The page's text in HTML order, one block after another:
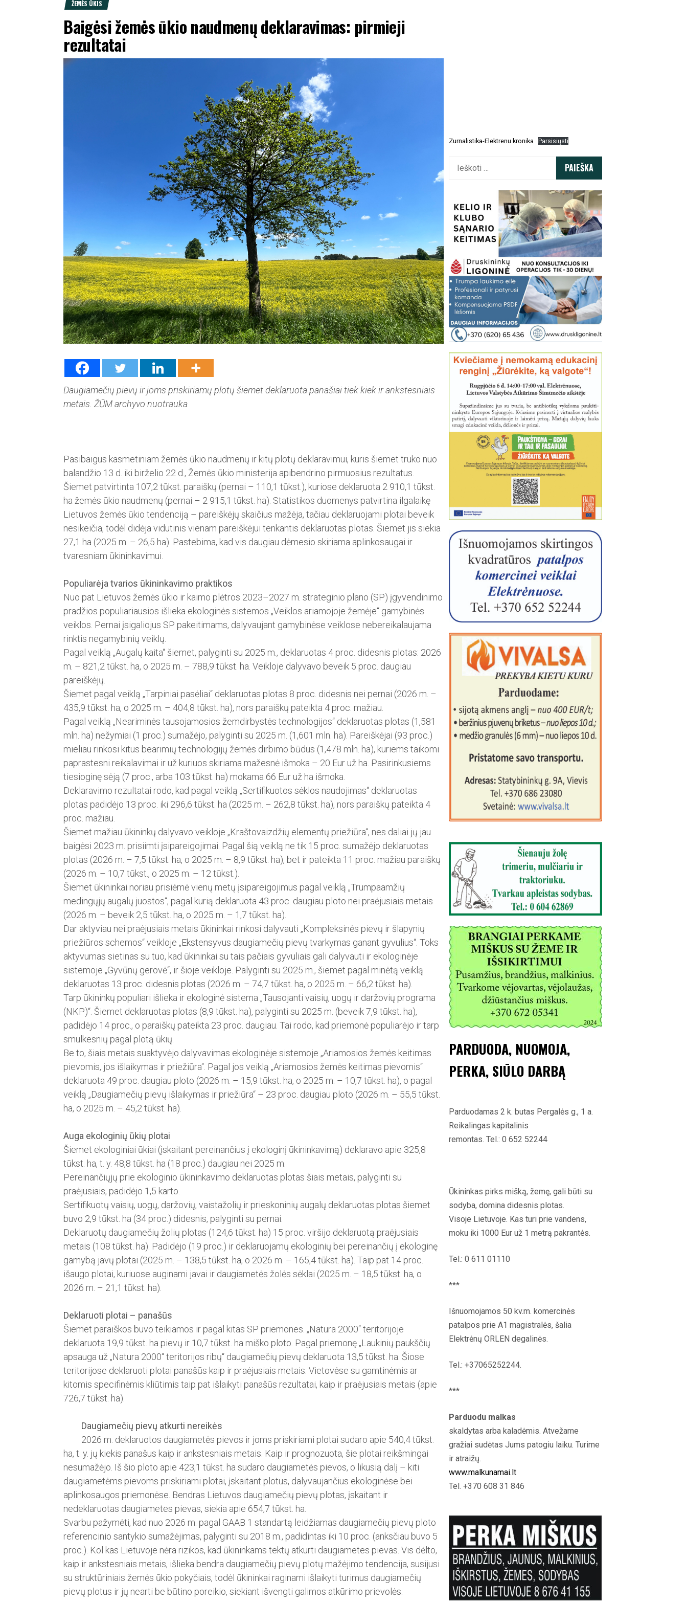
ŽEMĖS ŪKIS
Baigėsi žemės ūkio naudmenų deklaravimas: pirmieji
rezultatai
Daugiamečių pievų ir joms priskiriamų plotų šiemet deklaruota panašiai tiek kiek ir ankstesniais
metais. ŽŪM archyvo nuotrauka
Pasibaigus kasmetiniam že­mės ūkio naudmenų ir kitų plotų deklaravimui, kuris šiemet truko nuo
balandžio 13 d. iki birželio 22 d., Žemės ūkio ministerija apibendrino pirmuosius rezultatus.
Šiemet patvirtinta 107,2 tūkst. paraiškų (pernai – 110,1 tūkst.), kuriose deklaruota 2 910,1 tūkst.
ha žemės ūkio naudmenų (pernai – 2 915,1 tūkst. ha). Statistikos duomenys patvirtina ilgalaikę
Lietu­vos žemės ūkio tendenciją – pa­reiškėjų skaičius mažėja, tačiau deklaruojami plotai beveik
nesikeičia, todėl didėja vidutinis­ vienam pareiškėjui tenkantis deklaruotas plotas. Šiemet jis siekia
27,1 ha (2025 m. – 26,5 ha). Pastebima, kad vis daugiau dėmesio skiriama aplinkosaugai ir
tvaresniam ūkininkavimui.
Populiarėja tvarios ūkininkavimo praktikos
Nuo pat Lietuvos žemės ūkio ir kaimo plėtros 2023–2027 m. strateginio plano (SP) įgyvendinimo
pradžios populiariausios išlieka ekologinės sistemos „Veiklos ariamojoje­ že­mėje“ gamybinės
veiklos. Pernai įsigaliojus SP pakeitimams, dalyvaujant gamybinėse veiklose nebereikalaujama
rinktis ne­gamybinių veiklų.
Pagal veiklą „Augalų kaita“ šiemet, palyginti su 2025 m., deklaruotas 4 proc. didesnis plotas: 2026
m. – 821,2 tūkst. ha, o 2025 m. – 788,9 tūkst. ha. Veikloje dalyvavo beveik 5 proc. daugiau
pareiškėjų.
Šiemet pagal veiklą „Tar­piniai pasėliai“ deklaruotas plotas 8 proc. didesnis nei pernai (2026 m. –
435,9 tūkst. ha, o 2025 m. – 404,8 tūkst. ha), nors paraiškų pateikta 4 proc. mažiau.
Pagal veiklą „Neariminės tausojamosios žemdirbystės technologijos“ deklaruotas plotas (1,581
mln. ha) nežymiai (1 proc.) sumažėjo, palyginti su 2025 m. (1,601 mln. ha). Pa­reiškėjai (93 proc.)
mieliau rinkosi kitus bearimių technologijų žemės dirbimo būdus (1,478 mln. ha), kuriems taikomi
paprastesni reikalavimai ir už kuriuos skiriama mažesnė išmoka – 20 Eur už ha. Pasirinkusiems
tiesioginę sėją (7 proc., arba 103 tūkst. ha) mokama 66 Eur už ha išmoka.
Deklaravimo rezultatai rodo, kad pagal veiklą „Sertifikuotos sėklos naudojimas“ deklaruotas
plotas padidėjo 13 proc. iki 296,6 tūkst. ha (2025 m. – 262,8 tūkst. ha), nors paraiškų pateikta 4
proc. mažiau.
Šiemet mažiau ūkininkų dalyvavo veikloje „Kraštovaizdžių elementų priežiūra“, nes daliai jų jau
baigėsi 2023 m. prisiimti įsipareigojimai. Pagal šią veiklą ne tik 15 proc. sumažėjo deklaruotas
plotas (2026 m. – 7,5 tūkst. ha, o 2025 m. – 8,9 tūkst. ha), bet ir pateikta 11 proc. mažiau paraiškų
(2026 m. – 10,7 tūkst., o 2025 m. – 12 tūkst.).
Šiemet ūkininkai noriau prisiėmė vienų metų įsipa­reigojimus pagal veiklą „Trum­paamžių
medingųjų augalų juos­tos“, pagal kurią deklaruota 43 proc. daugiau ploto nei praėjusiais metais
(2026 m. – beveik 2,5 tūkst. ha, o 2025 m. – 1,7 tūkst. ha).
Dar aktyviau nei praėjusiais me­tais ūkininkai rinkosi dalyvauti „Kompleksinės pievų ir šlapynių
priežiūros schemos“ veikloje „Ekstensyvus daugiamečių pievų tvarkymas ganant gyvulius“. Toks
aktyvumas sietinas su tuo, kad ūkininkai su tais pačiais gyvuliais gali dalyvauti ir ekologinėje
sistemoje „Gyvūnų gerovė“, ir šioje veikloje. Palyginti su 2025 m., šiemet pagal minėtą veiklą
deklaruo­tas 13 proc. didesnis plotas (2026 m. – 74,7 tūkst. ha, o 2025 m. – 66,2 tūkst. ha).
Tarp ūkininkų populiari išlieka ir ekologinė sistema „Tausojanti vaisių, uogų ir daržovių programa
(NKP)“. Šiemet deklaruotas plotas (8,9 tūkst. ha), palyginti su 2025 m. (beveik 7,9 tūkst. ha),
padidėjo 14 proc., o paraiškų pateikta 23 proc. daugiau. Tai rodo, kad priemonė populiarėjo ir tarp
smulkesnių pagal plotą ūkių.
Be to, šiais metais suaktyvėjo dalyvavimas ekologinėje sistemoje „Ariamosios žemės keitimas
pievomis, jos išlaikymas ir priežiūra“. Pagal jos veiklą „Ariamosios žemės keitimas pievomis“
deklaruota 49 proc. daugiau ploto (2026 m. – 15,9 tūkst. ha, o 2025 m. – 10,7 tūkst. ha), o pagal
veiklą „Daugiamečių pievų išlaikymas ir priežiūra“ – 23 proc. daugiau ploto (2026 m. – 55,5 tūkst.
ha, o 2025 m. – 45,2 tūkst. ha).
Auga ekologinių ūkių plotai
Šiemet ekologiniai ūkiai (įs­kaitant pereinančius į ekologinį ūkininkavimą) deklaravo apie 325,8
tūkst. ha, t. y. 48,8 tūkst. ha (18 proc.) daugiau nei 2025 m.
Pereinančiųjų prie ekologinio ūkininkavimo deklaruotas plotas šiais metais, palyginti su
praėjusiais, padidėjo 1,5 karto.
Sertifikuotų vaisių, uogų, dar­žovių, vaistažolių ir prieskoninių augalų deklaruotas plotas šiemet
buvo 2,9 tūkst. ha (34 proc.) didesnis, palyginti su pernai.
Deklaruotų daugiamečių žolių plotas (124,6 tūkst. ha) 15 proc. viršijo deklaruotą praėjusiais
metais (108 tūkst. ha). Padidėjo (19 proc.) ir deklaruojamų ekologinių bei pe­reinančių į ekologinę
gamybą javų plotai (2025 m. – 138,5 tūkst. ha, o 2026 m. – 165,4 tūkst. ha). Taip pat 14 proc.
išaugo plotai, kuriuose auginami javai ir daugiametės žo­lės sėklai (2025 m. – 18,5 tūkst. ha, o
2026 m. – 21,1 tūkst. ha).
Deklaruoti plotai – panašūs
Šiemet paraiškos buvo teikiamos ir pagal kitas SP priemones. „Natura 2000“ teritorijoje
deklaruota 19,9 tūkst. ha pievų ir 10,7 tūkst. ha miško ploto. Pagal priemonę „Laukinių paukščių
apsauga už „Natura 2000“ teritorijos ribų“ daugiamečių pievų deklaruo­ta 13,5 tūkst. ha. Šiose
teritorijose deklaruoti plotai panašūs kaip ir praėjusiais metais. Vietovėse su gamtinėmis ar
kitomis specifinėmis kliūtimis taip pat išlaikyti panašūs rezultatai, kaip ir praėjusiais metais (apie
726,7 tūkst. ha).
Daugiamečių pievų atkurti nereikės
2026 m. deklaruotos dau­giametės pievos ir joms priskiriami plotai sudaro apie 540,4 tūkst.
ha, t. y. jų kiekis panašus kaip ir ankstesniais metais. Kaip ir prognozuota, šie plotai reikšmingai
nesumažėjo. Iš šio ploto apie 423,1 tūkst. ha sudaro daugiametės pievos, o likusią dalį – kiti
daugiametėms pievoms priskiriami plotai, įskaitant plotus, dalyvaujančius ekologinėse bei
aplinkosaugos priemonėse. Bendras Lietuvos daugiamečių pievų plotas, įskaitant ir
nedeklaruotas daugiametes pievas, ­siekia apie 654,7 tūkst. ha.
Svarbu pažymėti, kad nuo 2026 m. pagal GAAB 1 standartą leidžiamas daugiamečių pievų ploto
referencinio santykio sumažėjimas, palyginti su 2018 m., padidintas iki 10 proc. (anksčiau buvo 5
proc.). Kol kas Lietuvoje nėra rizikos, kad ūkininkams tektų atkurti daugiametes pievas. Vis dėlto,
kaip ir ankstesniais metais, išlieka bendra daugiamečių pievų plotų mažėjimo tendencija, susijusi
su struktūriniais žemės ūkio pokyčiais, todėl ūkininkai raginami išlaikyti turimus daugiamečių
pievų plotus ir jų nearti be būtino poreikio, siekiant išvengti galimos atkūrimo prievolės.
Zurnalistika-Elektrenu kronika Parsisiųsti
Ieškoti:
PARDUODA, NUOMOJA,
PERKA, SIŪLO DARBĄ
Parduodamas 2 k. butas Pergalės g., 1 a.
Reikalingas kapitalinis
remontas. Tel.: 0 652 52244
Ūkininkas pirks mišką, žemę, gali būti su
sodyba, domina didesnis plotas.
Visoje Lietuvoje. Kas turi prie vandens,
moku iki 1000 Eur už 1 metrą pakrantės.
Tel.: 0 611 01110
***
Išnuomojamos 50 kv.m. komercinės
patalpos prie A1 magistralės, šalia
Elektrėnų ORLEN degalinės.
Tel.: +37065252244.
***
Parduodu malkas
skaldytas arba kaladėmis. Atvežame
gražiai sudėtas Jums patogiu laiku. Turime
ir atraižų.
www.malkunamai.lt
Tel. +370 608 31 846